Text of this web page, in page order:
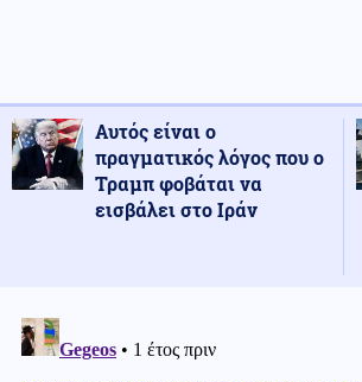
Αυτός είναι ο
πραγματικός λόγος που ο
Τραμπ φοβάται να
εισβάλει στο Ιράν